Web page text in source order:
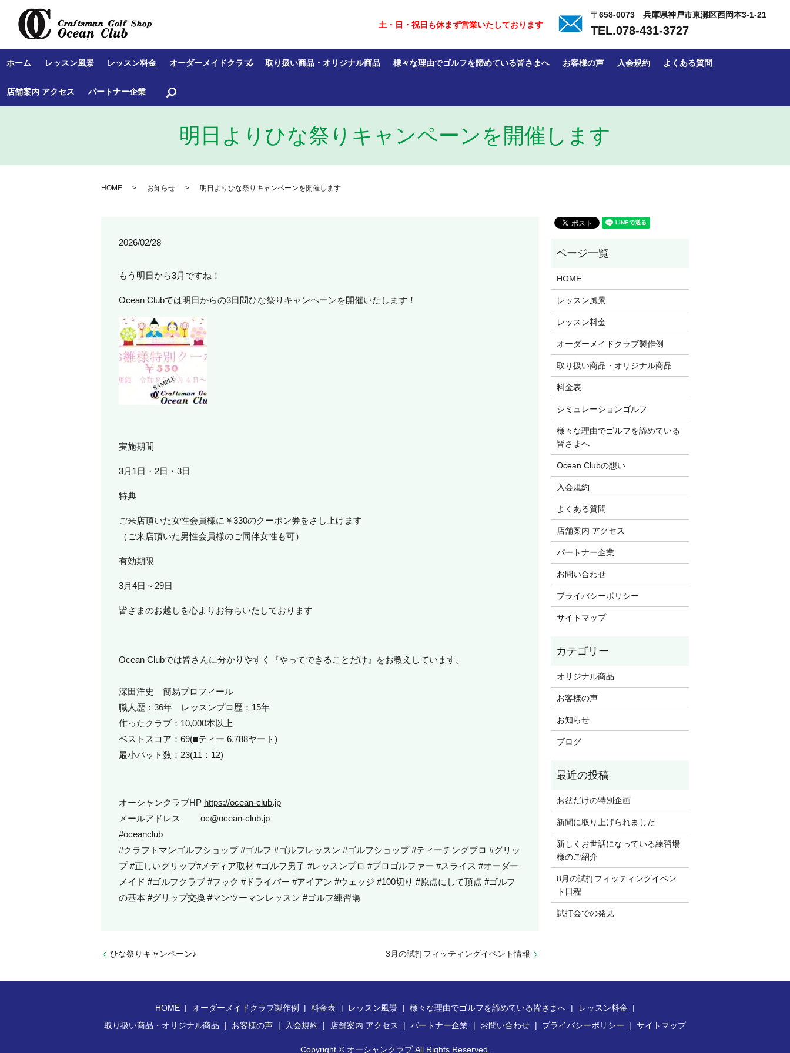
〒658-0073 兵庫県神戸市東灘区西岡本3-1-21
TEL.078-431-3727
土・日・祝日も休まず営業いたしております
ホーム レッスン風景 レッスン料金 オーダーメイドクラブ 取り扱い商品・オリジナル商品 様々な理由でゴルフを諦めている皆さまへ お客様の声 入会規約 よくある質問
店舗案内 アクセス パートナー企業
明日よりひな祭りキャンペーンを開催します
HOME お知らせ 明日よりひな祭りキャンペーンを開催します
2026/02/28
もう明日から3月ですね！
Ocean Clubでは明日からの3日間ひな祭りキャンペーンを開催いたします！
実施期間
3月1日・2日・3日
特典
ご来店頂いた女性会員様に￥330のクーポン券をさし上げます
（ご来店頂いた男性会員様のご同伴女性も可）
有効期限
3月4日～29日
皆さまのお越しを心よりお待ちいたしております
Ocean Clubでは皆さんに分かりやすく『やってできることだけ』をお教えしています。
深田洋史 簡易プロフィール
職人歴：36年 レッスンプロ歴：15年
作ったクラブ：10,000本以上
ベストスコア：69(■ティー 6,788ヤード)
最小パット数：23(11：12)
オーシャンクラブHP https://ocean-club.jp
メールアドレス oc@ocean-club.jp
#oceanclub
#クラフトマンゴルフショップ #ゴルフ #ゴルフレッスン #ゴルフショップ #ティーチングプロ #グリッ
プ #正しいグリップ#メディア取材 #ゴルフ男子 #レッスンプロ #プロゴルファー #スライス #オーダー
メイド #ゴルフクラブ #フック #ドライバー #アイアン #ウェッジ #100切り #原点にして頂点 #ゴルフ
の基本 #グリップ交換 #マンツーマンレッスン #ゴルフ練習場
ひな祭りキャンペーン♪ 3月の試打フィッティングイベント情報
HOME
レッスン風景
レッスン料金
オーダーメイドクラブ製作例
取り扱い商品・オリジナル商品
料金表
シミュレーションゴルフ
様々な理由でゴルフを諦めている
皆さまへ
Ocean Clubの想い
入会規約
よくある質問
店舗案内 アクセス
パートナー企業
お問い合わせ
プライバシーポリシー
サイトマップ
オリジナル商品
お客様の声
お知らせ
ブログ
お盆だけの特別企画
新聞に取り上げられました
新しくお世話になっている練習場
様のご紹介
8月の試打フィッティングイベン
ト日程
試打会での発見
HOME オーダーメイドクラブ製作例 料金表 レッスン風景 様々な理由でゴルフを諦めている皆さまへ
レッスン料金
取り扱い商品・オリジナル商品
お客様の声 入会規約 店舗案内 アクセス パートナー企業 お問い合わせ プライバシーポリシー サイトマップ
Copyright © オーシャンクラブ All Rights Reserved.